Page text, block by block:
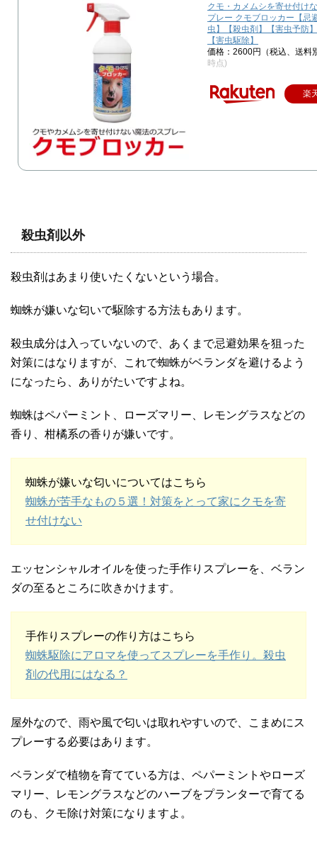
クモ・カメムシを寄せ付け
プレー クモブロッカー【忌
虫】【殺虫剤】【害虫予防
【害虫駆除】
価格：2600円（税込、送料
時点)
楽
殺虫剤以外
殺虫剤はあまり使いたくないという場合。
蜘蛛が嫌いな匂いで駆除する方法もあります。
殺虫成分は入っていないので、あくまで忌避効果を狙った
対策にはなりますが、これで蜘蛛がベランダを避けるよう
になったら、ありがたいですよね。
蜘蛛はペパーミント、ローズマリー、レモングラスなどの
香り、柑橘系の香りが嫌いです。
蜘蛛が嫌いな匂いについてはこちら
蜘蛛が苦手なもの５選！対策をとって家にクモを寄
せ付けない
エッセンシャルオイルを使った手作りスプレーを、ベラン
ダの至るところに吹きかけます。
手作りスプレーの作り方はこちら
蜘蛛駆除にアロマを使ってスプレーを手作り。殺虫
剤の代用にはなる？
屋外なので、雨や風で匂いは取れやすいので、こまめにス
プレーする必要はあります。
ベランダで植物を育てている方は、ペパーミントやローズ
マリー、レモングラスなどのハーブをプランターで育てる
のも、クモ除け対策になりますよ。